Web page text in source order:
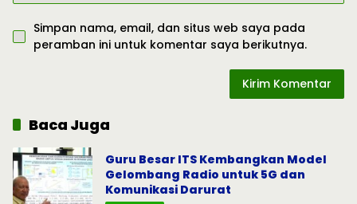
Simpan nama, email, dan situs web saya pada
peramban ini untuk komentar saya berikutnya.
Baca Juga
Guru Besar ITS Kembangkan Model
Gelombang Radio untuk 5G dan
Komunikasi Darurat